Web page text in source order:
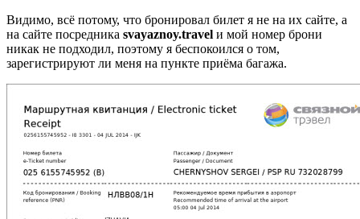
Видимо, всё потому, что бронировал билет я не на их сайте, а
на сайте посредника svayaznoy.travel и мой номер брони
никак не подходил, поэтому я беспокоился о том,
зарегистрируют ли меня на пункте приёма багажа.